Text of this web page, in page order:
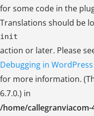
for some code in the
Translations should be
init
action or later. Please
Debugging in WordPress
for more information.
6.7.0.) in
/home/